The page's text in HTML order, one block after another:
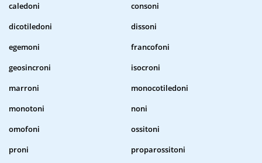
caledoni
consoni
dicotiledoni
dissoni
egemoni
francofoni
geosincroni
isocroni
marroni
monocotiledoni
monotoni
noni
omofoni
ossitoni
proni
proparossitoni